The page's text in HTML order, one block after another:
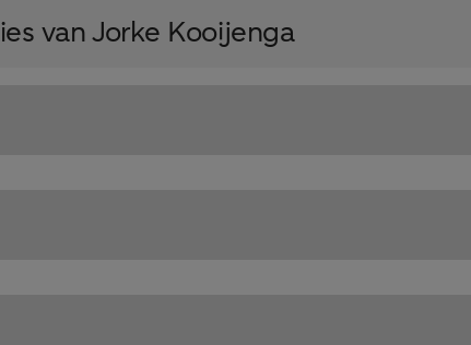
van Jorke Kooijenga